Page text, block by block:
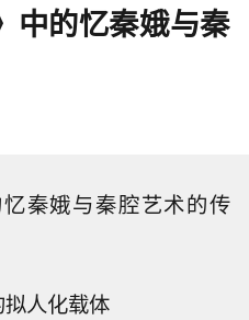
中的忆秦娥与秦
秦娥与秦腔艺术的传
人化载体